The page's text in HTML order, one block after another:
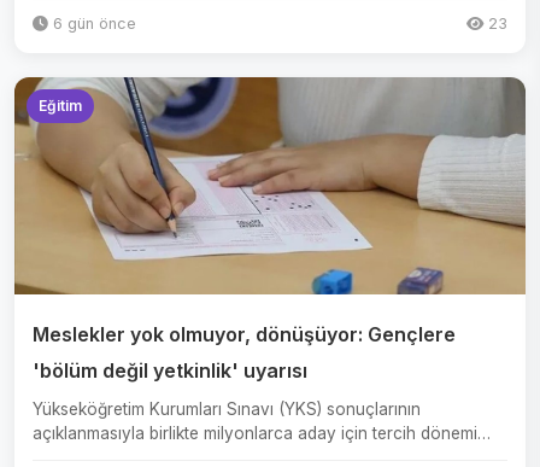
6 gün önce 23
Eğitim
Meslekler yok olmuyor, dönüşüyor: Gençlere
'bölüm değil yetkinlik' uyarısı
Yükseköğretim Kurumları Sınavı (YKS) sonuçlarının
açıklanmasıyla birlikte milyonlarca aday için tercih dönemi